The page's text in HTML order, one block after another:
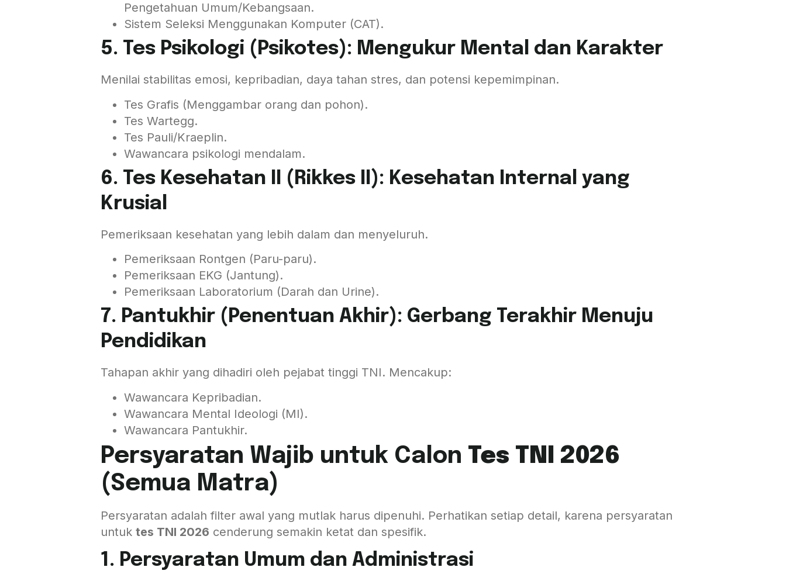
Pengetahuan Umum/Kebangsaan.
Sistem Seleksi Menggunakan Komputer (CAT).
5. Tes Psikologi (Psikotes): Mengukur Mental dan Karakter
Menilai stabilitas emosi, kepribadian, daya tahan stres, dan potensi kepemimpinan.
Tes Grafis (Menggambar orang dan pohon).
Tes Wartegg.
Tes Pauli/Kraeplin.
Wawancara psikologi mendalam.
6. Tes Kesehatan II (Rikkes II): Kesehatan Internal yang
Krusial
Pemeriksaan kesehatan yang lebih dalam dan menyeluruh.
Pemeriksaan Rontgen (Paru-paru).
Pemeriksaan EKG (Jantung).
Pemeriksaan Laboratorium (Darah dan Urine).
7. Pantukhir (Penentuan Akhir): Gerbang Terakhir Menuju
Pendidikan
Tahapan akhir yang dihadiri oleh pejabat tinggi TNI. Mencakup:
Wawancara Kepribadian.
Wawancara Mental Ideologi (MI).
Wawancara Pantukhir.
Persyaratan Wajib untuk Calon Tes TNI 2026
(Semua Matra)
Persyaratan adalah filter awal yang mutlak harus dipenuhi. Perhatikan setiap detail, karena persyaratan
untuk tes TNI 2026 cenderung semakin ketat dan spesifik.
1. Persyaratan Umum dan Administrasi